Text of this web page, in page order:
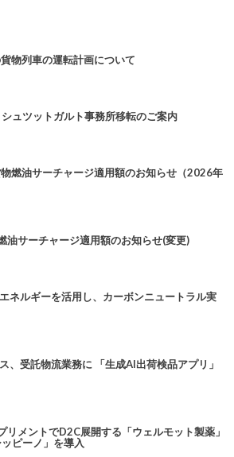
物列車の運転計画について
ュツットガルト事務所移転のご案内
燃油サーチャージ適用額のお知らせ（2026年
サーチャージ適用額のお知らせ(変更)
ネルギーを活用し、カーボンニュートラル実
、受託物流業務に 「生成AI出荷検品アプリ」
リメントでD2C展開する「ウェルモット製薬」
ピーノ」を導入